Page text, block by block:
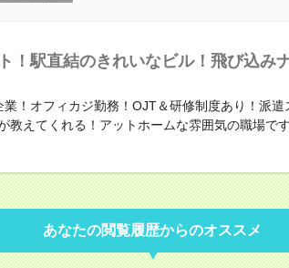
！駅直結のきれいなビル！飛び込み
！オフィカジ勤務！OJT＆研修制度あり！派遣
教えてくれる！アットホームな雰囲気の職場で
あなたの閲覧履歴からのオススメ